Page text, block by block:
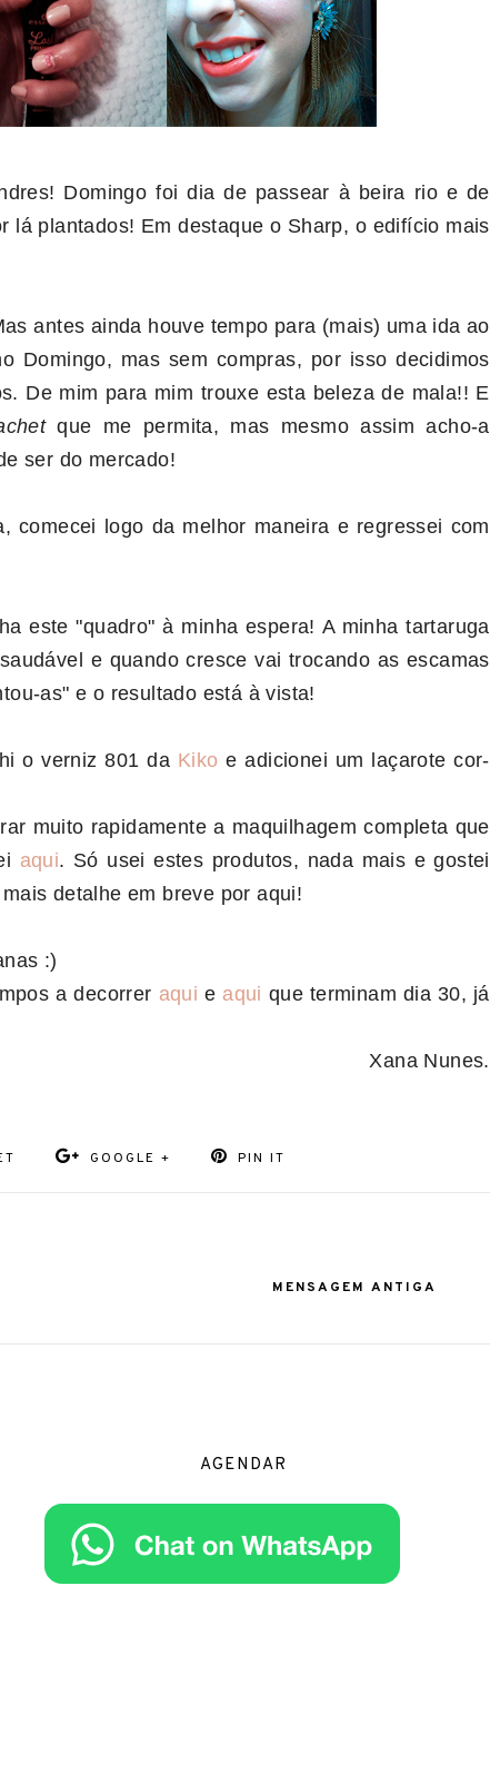
Domingo foi dia de passear à beira rio e de
lá plantados! Em destaque o Sharp, o edifício mais
antes ainda houve tempo para (mais) uma ida ao
Domingo, mas sem compras, por isso decidimos
De mim para mim trouxe esta beleza de mala!! E
que me permita, mas mesmo assim acho-a
ser do mercado!
comecei logo da melhor maneira e regressei com
este "quadro" à minha espera! A minha tartaruga
e quando cresce vai trocando as escamas
as" e o resultado está à vista!
o verniz 801 da Kiko e adicionei um laçarote cor-
muito rapidamente a maquilhagem completa que
aqui. Só usei estes produtos, nada mais e gostei
detalhe em breve por aqui!
:)
a decorrer aqui e aqui que terminam dia 30, já
Xana Nunes.
GOOGLE + PIN IT
MENSAGEM ANTIGA
AGENDAR